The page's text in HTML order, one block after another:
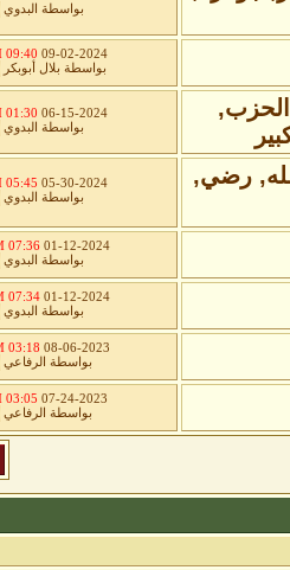
بواسطة
البدوي
09-02-2024
09:40 PM
بواسطة بلال أبوبكر
06-15-2024
01:30 PM
بواسطة
البدوي
05-30-2024
05:45 PM
بواسطة
البدوي
01-12-2024
07:36 AM
بواسطة
البدوي
01-12-2024
07:34 AM
بواسطة
البدوي
08-06-2023
03:18 AM
بواسطة
الرفاعي
07-24-2023
03:05 PM
بواسطة
الرفاعي